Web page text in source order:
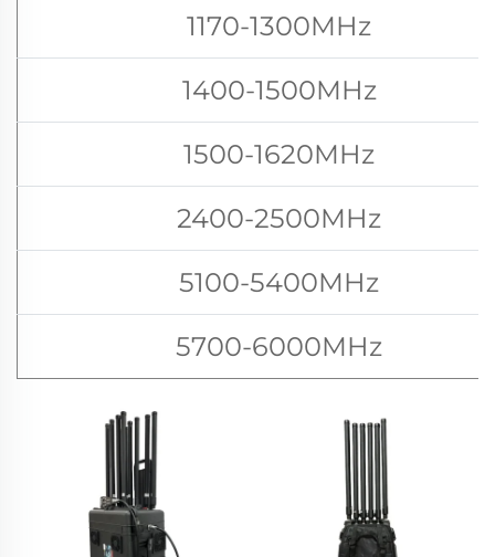
1170-1300MHz
1400-1500MHz
1500-1620MHz
2400-2500MHz
5100-5400MHz
5700-6000MHz